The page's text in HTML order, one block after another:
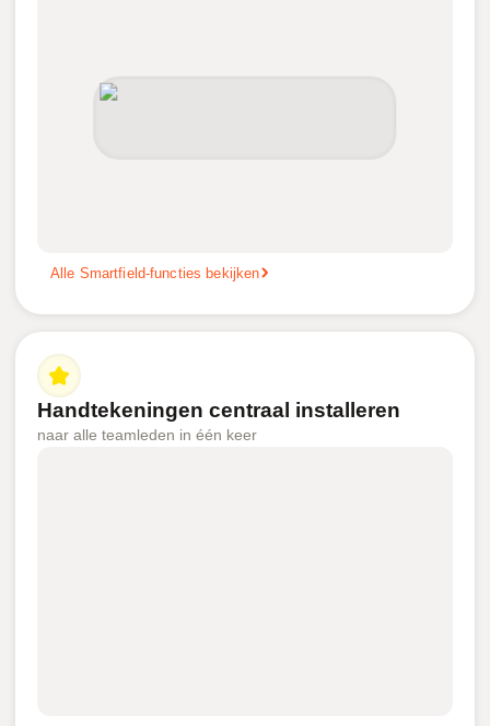
Alle Smartfield-functies bekijken
Handtekeningen centraal installeren
naar alle teamleden in één keer